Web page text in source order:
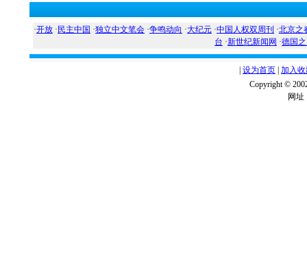
·开放 · 民主中国 ·独立中文笔会 ·争鸣动向 ·大纪元 ·中国人权双周刊 ·北京之
台 ·新世纪新闻网 ·德国
设为首页 加入
Copyright ©
网址